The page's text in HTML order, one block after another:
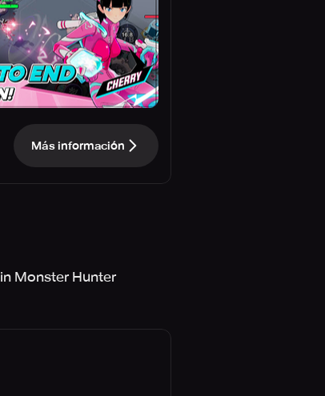
Más información
Monster Hunter